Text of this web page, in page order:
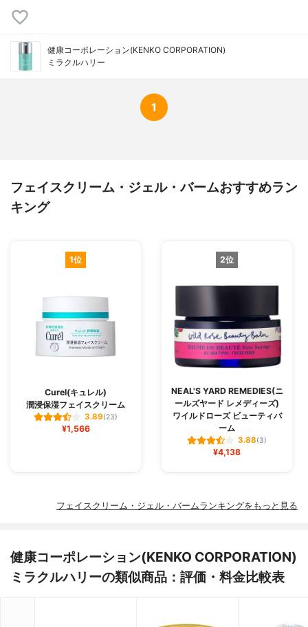
健康コーポレーション(KENKO CORPORATION)
ミラクルハリー
1
フェイスクリーム・ジェル・バームおすすめラン
キング
1位
Curel(キュレル)
潤浸保湿フェイスクリーム
3.89(23)
¥1,566
2位
NEAL'S YARD REMEDIES(ニ
ールズヤード レメディーズ)
ワイルドローズ ビューティバ
ーム
3.88(3)
¥4,138
フェイスクリーム・ジェル・バームランキングをもっと見る
健康コーポレーション(KENKO CORPORATION)
ミラクルハリーの類似商品：評価・料金比較表